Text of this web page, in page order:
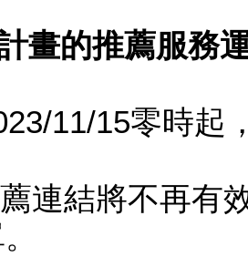
畫的推薦服務
11/15零時起
連結將不再有